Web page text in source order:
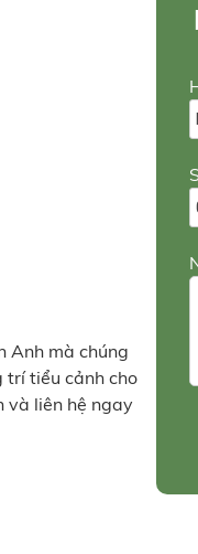
Anh mà chúng
trí tiểu cảnh cho
và liên hệ ngay